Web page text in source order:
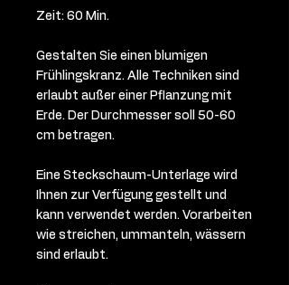
Zeit: 60 Min.
Gestalten Sie einen blumigen
Frühlingskranz. Alle Techniken sind
erlaubt außer einer Pflanzung mit
Erde. Der Durchmesser soll 50-60
cm betragen.
Eine Steckschaum-Unterlage wird
Ihnen zur Verfügung gestellt und
kann verwendet werden. Vorarbeiten
wie streichen, ummanteln, wässern
sind erlaubt.